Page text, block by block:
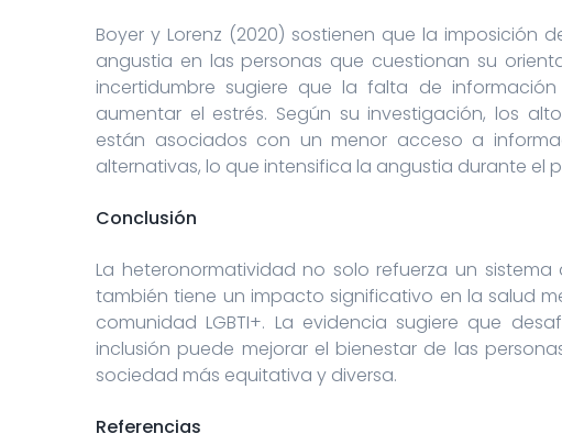
Boyer y Lorenz (2020) sostienen que la imposición
angustia en las personas que cuestionan su
incertidumbre sugiere que la falta de
aumentar el estrés. Según su investigación, los
están asociados con un menor acceso a
alternativas, lo que intensifica la angustia durante el
Conclusión
La heteronormatividad no solo refuerza un
también tiene un impacto significativo en la salud
comunidad LGBTI+. La evidencia sugiere que
inclusión puede mejorar el bienestar de las
sociedad más equitativa y diversa.
Referencias